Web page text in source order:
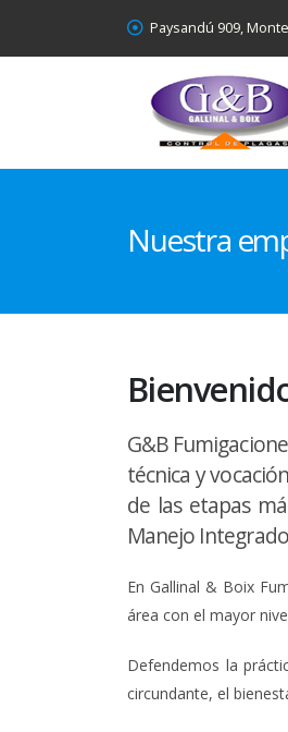
Paysandú 909,
Nuestra
G&B
técnica y
de las etapas
Manejo
En Gallinal & Boix
área con el mayor
Defendemos la
circundante, el